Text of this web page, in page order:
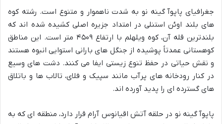
جغرافیای پاپوآ گینه نو به شدت ناهموار و متنوع است. رشته کوه
های بلند اوئن استنلی در امتداد جزیره اصلی کشیده شده اند که
بلندترین قله آن، کوه ویلهلم با ارتفاع ۴۵۰۹ متر است. این مناطق
کوهستانی عمدتاً پوشیده از جنگل های بارانی استوایی انبوه هستند
و نقش حیاتی در حفظ تنوع زیستی ایفا می کنند. دشت های وسیع
در کنار رودخانه های پرآب مانند سپیک و فلای، تالاب ها و باتلاق
های گسترده ای را پدید آورده اند.
پاپوآ گینه نو در حلقه آتش اقیانوس آرام قرار دارد، منطقه ای که به